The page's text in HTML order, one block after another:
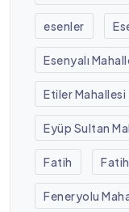
esenler
Esenyalı
Etiler Mahallesi
Eyüp Sultan
Fatih
Feneryolu